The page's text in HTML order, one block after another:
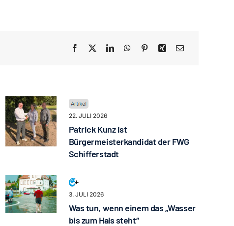
22. JULI 2026
Patrick Kunz ist
Bürgermeisterkandidat der FWG
Schifferstadt
3. JULI 2026
Was tun, wenn einem das „Wasser
bis zum Hals steht“